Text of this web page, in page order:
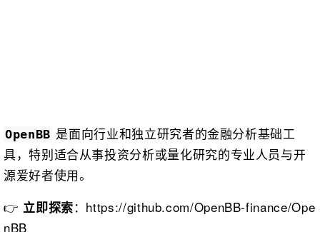
OpenBB 是面向行业和独立研究者的金融分析基础工
具，特别适合从事投资分析或量化研究的专业人员与开
源爱好者使用。
👉 立即探索：https://github.com/OpenBB-finance/Ope
nBB